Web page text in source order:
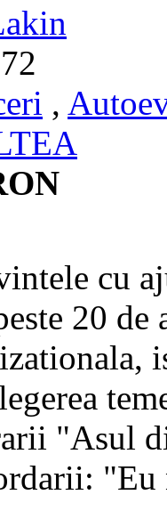
,
cu
20
"Asul
"Eu